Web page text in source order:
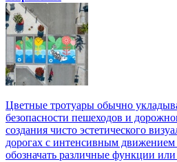
Цветные тротуары обычно
безопасности пешеходов и
создания чисто эстетического
дорогах с интенсивным
обозначать различные функции